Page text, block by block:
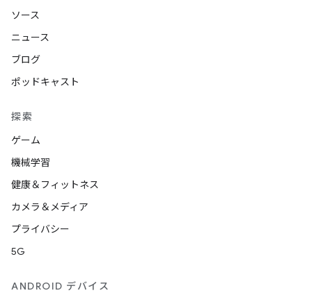
ソース
ニュース
ブログ
ポッドキャスト
探索
ゲーム
機械学習
健康＆フィットネス
カメラ＆メディア
プライバシー
5G
ANDROID デバイス